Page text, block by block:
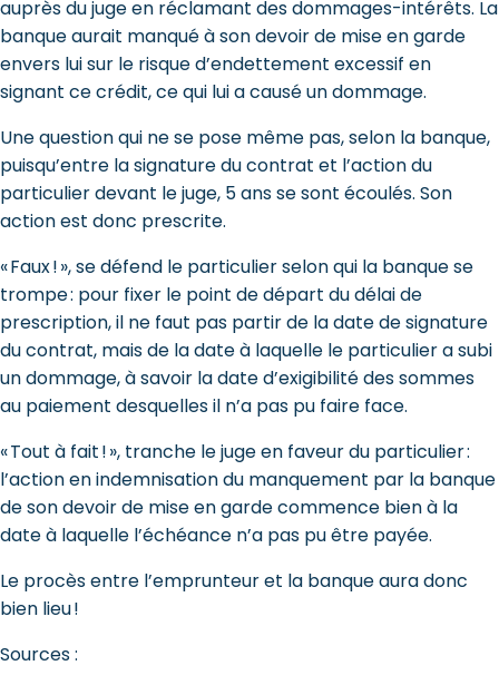
auprès du juge en réclamant des dommages-intérêts. La
banque aurait manqué à son devoir de mise en garde
envers lui sur le risque d’endettement excessif en
signant ce crédit, ce qui lui a causé un dommage.
Une question qui ne se pose même pas, selon la banque,
puisqu’entre la signature du contrat et l’action du
particulier devant le juge, 5 ans se sont écoulés. Son
action est donc prescrite.
« Faux ! », se défend le particulier selon qui la banque se
trompe : pour fixer le point de départ du délai de
prescription, il ne faut pas partir de la date de signature
du contrat, mais de la date à laquelle le particulier a subi
un dommage, à savoir la date d’exigibilité des sommes
au paiement desquelles il n’a pas pu faire face.
« Tout à fait ! », tranche le juge en faveur du particulier :
l’action en indemnisation du manquement par la banque
de son devoir de mise en garde commence bien à la
date à laquelle l’échéance n’a pas pu être payée.
Le procès entre l’emprunteur et la banque aura donc
bien lieu !
Sources :